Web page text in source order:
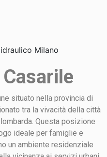
situato nella provincia di
tra la vivacità della città
Questa posizione
ideale per famiglie e
un ambiente residenziale